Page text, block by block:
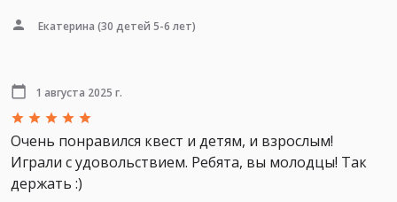
Екатерина (30 детей 5-6 лет)
1 августа 2025 г.
Очень понравился квест и детям, и взрослым!
Играли с удовольствием. Ребята, вы молодцы! Так
держать :)